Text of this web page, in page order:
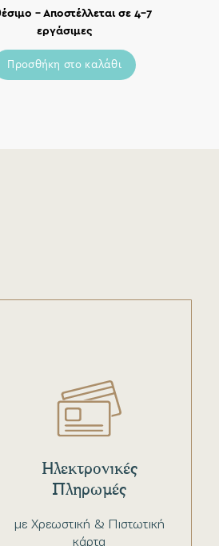
– Αποστέλλεται σε 4-7
εργάσιμες
Προσθήκη στο καλάθι
με Χρεωστική & Πιστωτική
κάρτα
Ηλεκτρονικές
Πληρωμές